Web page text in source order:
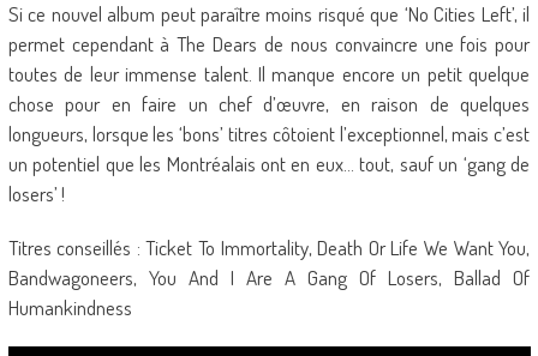
Si ce nouvel album peut paraître moins risqué que ‘No Cities Left’, il
permet cependant à The Dears de nous convaincre une fois pour
toutes de leur immense talent. Il manque encore un petit quelque
chose pour en faire un chef d’œuvre, en raison de quelques
longueurs, lorsque les ‘bons’ titres côtoient l’exceptionnel, mais c’est
un potentiel que les Montréalais ont en eux… tout, sauf un ‘gang de
losers’ !
Titres conseillés : Ticket To Immortality, Death Or Life We Want You,
Bandwagoneers, You And I Are A Gang Of Losers, Ballad Of
Humankindness